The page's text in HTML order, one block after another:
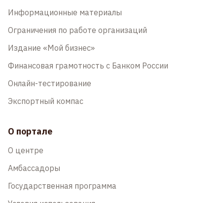
Информационные материалы
Ограничения по работе организаций
Издание «Мой бизнес»
Финансовая грамотность с Банком России
Онлайн-тестирование
Экспортный компас
О портале
О центре
Амбассадоры
Государственная программа